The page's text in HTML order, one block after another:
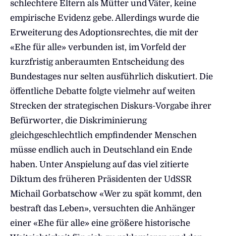
schlechtere Eltern als Mütter und Väter, keine
empirische Evidenz gebe. Allerdings wurde die
Erweiterung des Adoptionsrechtes, die mit der
«Ehe für alle» verbunden ist, im Vorfeld der
kurzfristig anberaumten Entscheidung des
Bundestages nur selten ausführlich diskutiert. Die
öffentliche Debatte folgte vielmehr auf weiten
Strecken der strategischen Diskurs-Vorgabe ihrer
Befürworter, die Diskriminierung
gleichgeschlechtlich empfindender Menschen
müsse endlich auch in Deutschland ein Ende
haben. Unter Anspielung auf das viel zitierte
Diktum des früheren Präsidenten der UdSSR
Michail Gorbatschow «Wer zu spät kommt, den
bestraft das Leben», versuchten die Anhänger
einer «Ehe für alle» eine größere historische